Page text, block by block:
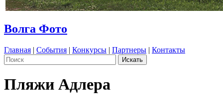
Волга Фото
Главная | События | Конкурсы | Партнеры | Контакты
Пляжи Адлера